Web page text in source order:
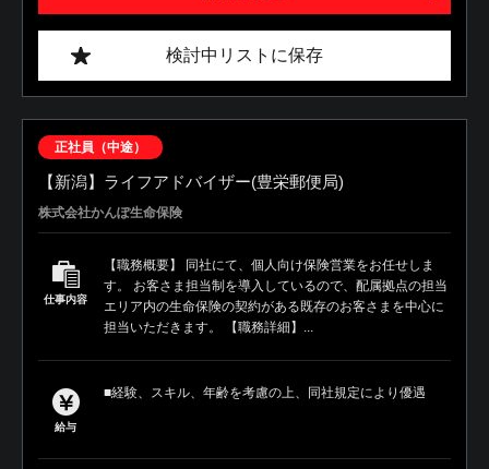
検討中リストに保存
正社員（中途）
【新潟】ライフアドバイザー(豊栄郵便局)
株式会社かんぽ生命保険
仕事内容
【職務概要】 同社にて、個人向け保険営業をお任せしま
す。 お客さま担当制を導入しているので、配属拠点の担当
エリア内の生命保険の契約がある既存のお客さまを中心に
担当いただきます。 【職務詳細】...
給与
■経験、スキル、年齢を考慮の上、同社規定により優遇